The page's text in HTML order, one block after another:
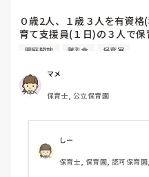
０歳2人、１歳３人を有資
育て支援員(１日)の３人で保
でも０歳は離乳食で食事時
本当は０歳に有資格１人、
援員が雑をしてくれればう
す。
上層部に話しても有資格が
ぁ。
園庭開放 離乳食 保育室
マメ
保育士, 公立保育園
しー
保育士, 保育園, 認可保育